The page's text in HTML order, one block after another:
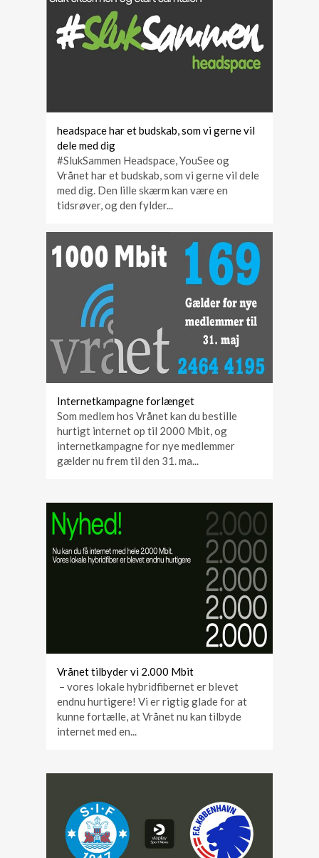
headspace har et budskab, som vi gerne vil
dele med dig
#SlukSammen Headspace, YouSee og
Vrånet har et budskab, som vi gerne vil dele
med dig. Den lille skærm kan være en
tidsrøver, og den fylder...
Internetkampagne forlænget
Som medlem hos Vrånet kan du bestille
hurtigt internet op til 2000 Mbit, og
internetkampagne for nye medlemmer
gælder nu frem til den 31. ma...
Vrånet tilbyder vi 2.000 Mbit
– vores lokale hybridfibernet er blevet
endnu hurtigere! Vi er rigtig glade for at
kunne fortælle, at Vrånet nu kan tilbyde
internet med en...